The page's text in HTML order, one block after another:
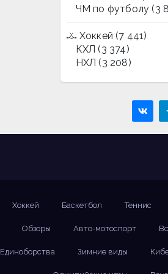
ЧМ по футболу (3
Хоккей (7 441)
КХЛ (3 374)
НХЛ (3 208)
Хоккей Баскетбол Теннис
Обзоры Авто-мотоспорт
Единоборства Зимние виды